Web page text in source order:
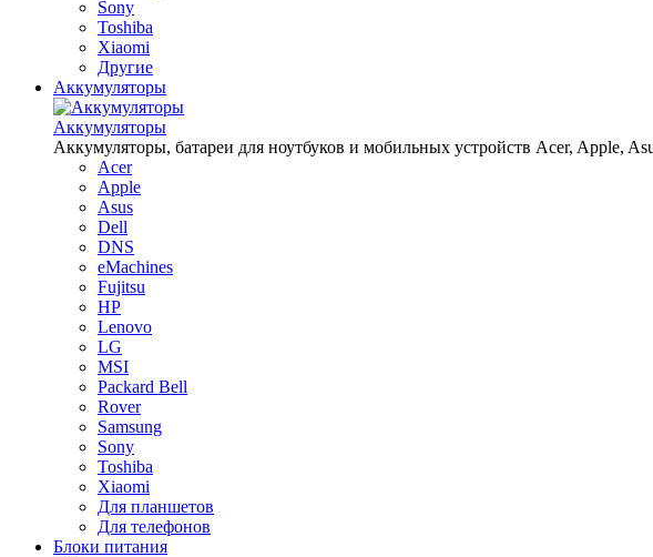
Sony
Toshiba
Xiaomi
Другие
Аккумуляторы
Аккумуляторы
Аккумуляторы, батареи для ноутбуков и мобильных устройств Acer, Apple,
Acer
Apple
Asus
Dell
DNS
eMachines
Fujitsu
HP
Lenovo
LG
MSI
Packard Bell
Rover
Samsung
Sony
Toshiba
Xiaomi
Для планшетов
Для телефонов
Блоки питания